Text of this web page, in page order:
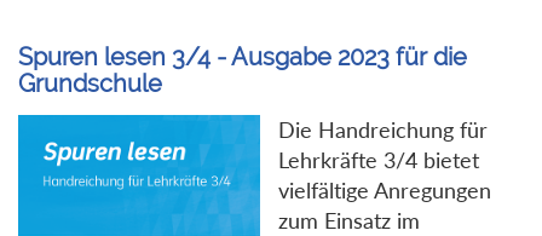
Spuren lesen 3/4 - Ausgabe 2023 für die
Grundschule
Die Handreichung für
Lehrkräfte 3/4 bietet
vielfältige Anregungen
zum Einsatz im